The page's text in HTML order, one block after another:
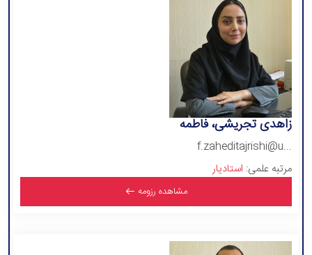
زاهدی تجریشی، فاطمه
f.zaheditajrishi@u...
مرتبه علمی: استادیار
مشاهده رزومه